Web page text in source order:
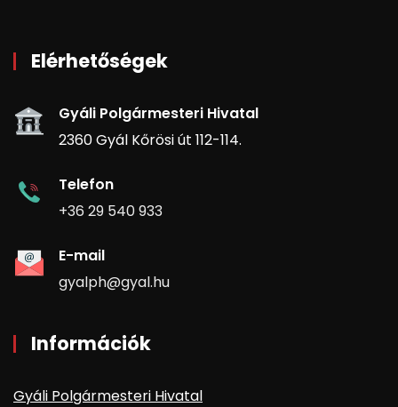
Elérhetőségek
Gyáli Polgármesteri Hivatal
2360 Gyál Kőrösi út 112-114.
Telefon
+36 29 540 933
E-mail
gyalph@gyal.hu
Információk
Gyáli Polgármesteri Hivatal